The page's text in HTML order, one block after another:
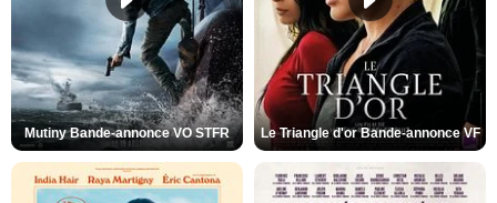
Mutiny Bande-annonce VO STFR Le Triangle d'or Bande-annonce VF